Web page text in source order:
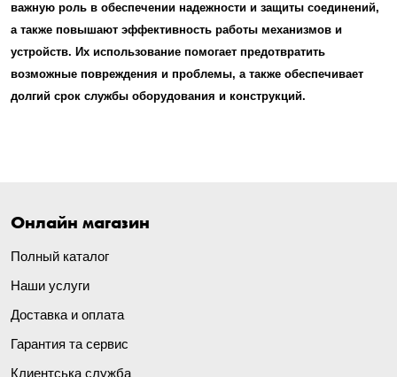
важную роль в обеспечении надежности и защиты соединений,
а также повышают эффективность работы механизмов и
устройств. Их использование помогает предотвратить
возможные повреждения и проблемы, а также обеспечивает
долгий срок службы оборудования и конструкций.
Онлайн магазин
Полный каталог
Наши услуги
Доставка и оплата
Гарантия та сервис
Клиентська служба